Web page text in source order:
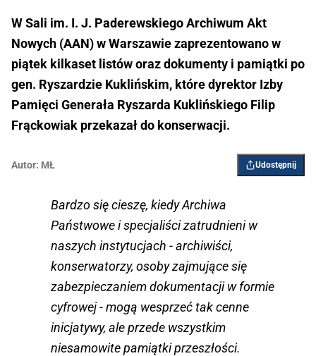
W Sali im. I. J. Paderewskiego Archiwum Akt
Nowych (AAN) w Warszawie zaprezentowano w
piątek kilkaset listów oraz dokumenty i pamiątki po
gen. Ryszardzie Kuklińskim, które dyrektor Izby
Pamięci Generała Ryszarda Kuklińskiego Filip
Frąckowiak przekazał do konserwacji.
Autor: MŁ Udostępnij
Bardzo się cieszę, kiedy Archiwa
Państwowe i specjaliści zatrudnieni w
naszych instytucjach - archiwiści,
konserwatorzy, osoby zajmujące się
zabezpieczaniem dokumentacji w formie
cyfrowej - mogą wesprzeć tak cenne
inicjatywy, ale przede wszystkim
niesamowite pamiątki przeszłości.